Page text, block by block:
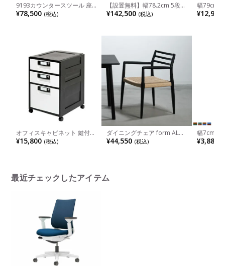
9193カウンタースツール 座
面高さ65cm スカンディナヴ
ィアデザイン レッドオーク
¥78,500 (税込)
【設置無料】幅78.2cm 5段チ
ェスト オーク 無垢材 桐材 洋
服収納 おしゃれ 衣類収納 整
¥142,500 (税込)
幅79cm
ード コー
しキャス
¥12,900
オフィスキャビネット 鍵付き
ファイル収納 浅型2段+深型1
段 スムース引出し キャスタ
¥15,800 (税込)
ダイニングチェア form ALNE
木製 肘付き チェア ペーパー
コードチェア 天然木 食卓椅
¥44,550 (税込)
幅7cm フ
ア ガラス
オブジェ
¥3,880
最近チェックしたアイテム